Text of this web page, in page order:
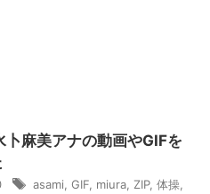
卜麻美アナの動画やGIFを
asami GIF miura ZIP, 体操